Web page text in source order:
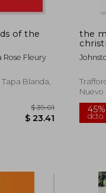
of the
Rose Fleury
Blanda,
the
Nuevo